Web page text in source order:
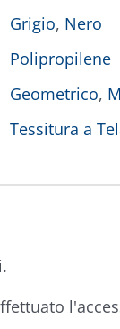
Grigio, Nero
Polipropilene
Geometrico,
Tessitura a